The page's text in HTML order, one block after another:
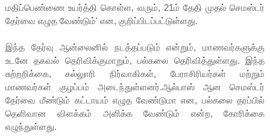
மதிப்பெண்ணை உயர்த்தி கொள்ள, வரும், 21ம் தேதி முதல் செமஸ்டர்
தேர்வை எழுத வேண்டும்' என, குறிப்பிடப்பட்டுள்ளது.
இந்த தேர்வு ஆன்லைனில் நடத்தப்படும் என்றும், மாணவர்களுக்கு
உடனே தகவல் தெரிவிக்குமாறும், பல்கலை தெரிவித்துள்ளது. இந்த
சுற்றறிக்கை, கல்லுாரி நிர்வாகிகள், பேராசிரியர்கள் மற்றும்
மாணவர்கள் குழப்பம் அடைந்துள்ளனர்.ஆல்பாஸ் ஆன செமஸ்டர்
தேர்வை மீண்டும் கட்டாயம் எழுத வேண்டுமா என, பல்கலை தரப்பில்
தெளிவான விளக்கம் அளிக்க வேண்டும் என்ற, கோரிக்கை
எழுந்துள்ளது.